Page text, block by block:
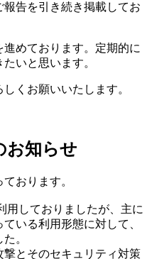
告を引き続き掲載してお
めております。定期的に
いと思います。
くお願いいたします。
お知らせ
おります。
用しておりましたが、主に
いる利用形態に対して、
。
とそのセキュリティ対策